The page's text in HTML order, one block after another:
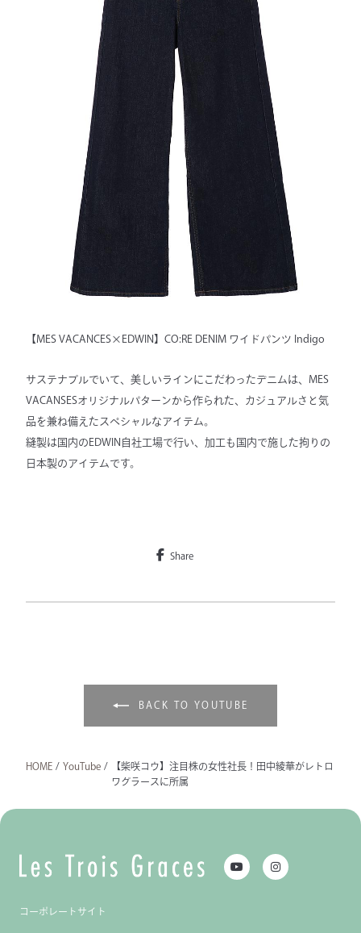
【MES VACANCES×EDWIN】CO:RE DENIM ワイドパンツ Indigo
サステナブルでいて、美しいラインにこだわったデニムは、MES
VACANSESオリジナルパターンから作られた、カジュアルさと気
品を兼ね備えたスペシャルなアイテム。
縫製は国内のEDWIN自社工場で行い、加工も国内で施した拘りの
日本製のアイテムです。
Share
BACK TO YOUTUBE
HOME / YouTube /
【柴咲コウ】注目株の女性社長！田中綾華がレトロ
ワグラースに所属
コーポレートサイト